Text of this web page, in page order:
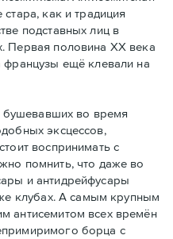
как и традиция
подставных лиц в
Первая половина ХХ века
французы ещё клевали на
бушевавших во время
эксцессов,
воспринимать с
помнить, что даже во
и антидрейфусары
клубах. А самым крупным
антисемитом всех времён
борца с